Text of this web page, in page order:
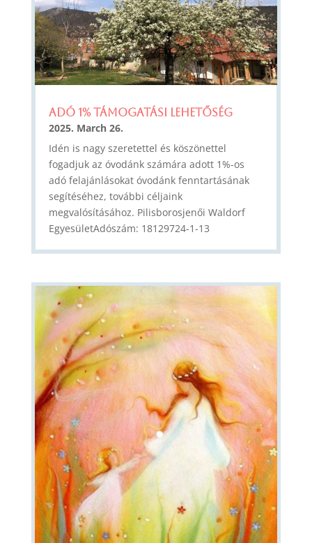
Adó 1% támogatási lehetőség
2025. March 26.
Idén is nagy szeretettel és köszönettel
fogadjuk az óvodánk számára adott 1%-os
adó felajánlásokat óvodánk fenntartásának
segítéséhez, további céljaink
megvalósításához. Pilisborosjenői Waldorf
EgyesületAdószám: 18129724-1-13